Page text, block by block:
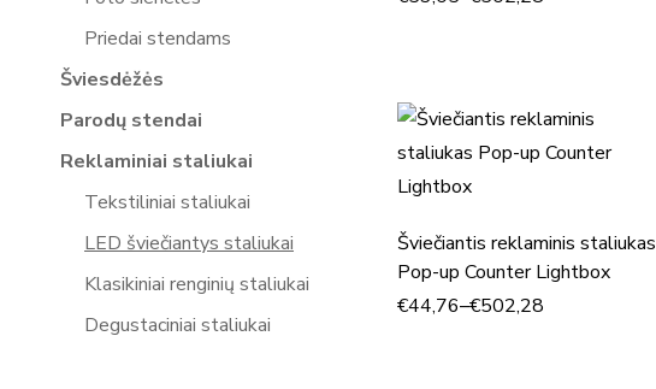
Priedai stendams
Šviesdėžės
Parodų stendai
Reklaminiai staliukai
Tekstiliniai staliukai
LED šviečiantys staliukai
Klasikiniai renginių staliukai
Degustaciniai staliukai
Šviečiantis reklaminis staliukas
Pop-up Counter Lightbox
€44,76–€502,28